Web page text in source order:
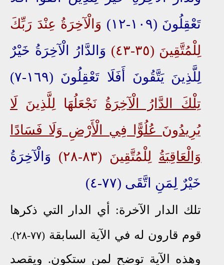
تَعْقِلُونَ (١٠٩-١٢)
وَالْآخِرَةُ عِنْدَ رَبِّكَ
لِلْمُتَّقِينَ (٣٥-٤٣)
وَالدَّارُ الْآخِرَةُ خَيْرٌ
لِلَّذِينَ يَتَّقُونَ أَفَلَا تَعْقِلُونَ (١٦٩-٧)
تِلْكَ الدَّارُ الْآخِرَةُ نَجْعَلُهَا لِلَّذِينَ لَا
يُرِيدُونَ عُلُوًّا فِي الْأَرْضِ وَلَا فَسَادًا
وَالْعَاقِبَةُ لِلْمُتَّقِينَ (٨٣-٢٨)
وَالْآخِرَةُ
خَيْرٌ لِمَنِ اتَّقَى (٧٧-٤)
تلك الدار الآخرة: أي الدار التي ذكرها
قوم قارون له في الآية السابقة (٧٧-٢٨).
وهذه الآية توضح لمن ستكون. ويقصد